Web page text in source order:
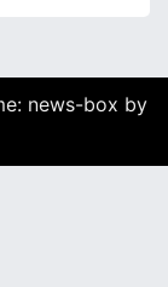
news-box by